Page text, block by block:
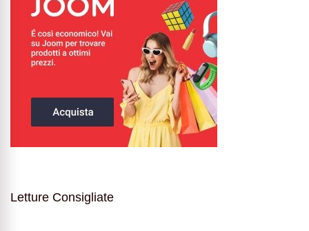
Letture Consigliate